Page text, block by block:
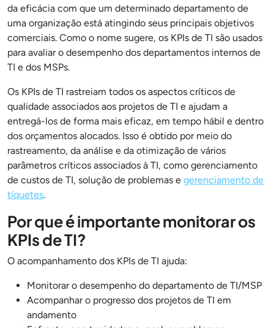
da eficácia com que um determinado departamento de
uma organização está atingindo seus principais objetivos
comerciais. Como o nome sugere, os KPIs de TI são usados
para avaliar o desempenho dos departamentos internos de
TI e dos MSPs.
Os KPIs de TI rastreiam todos os aspectos críticos de
qualidade associados aos projetos de TI e ajudam a
entregá-los de forma mais eficaz, em tempo hábil e dentro
dos orçamentos alocados. Isso é obtido por meio do
rastreamento, da análise e da otimização de vários
parâmetros críticos associados à TI, como gerenciamento
de custos de TI, solução de problemas e gerenciamento de
tíquetes.
Por que é importante monitorar os
KPIs de TI?
O acompanhamento dos KPIs de TI ajuda:
Monitorar o desempenho do departamento de TI/MSP
Acompanhar o progresso dos projetos de TI em
andamento